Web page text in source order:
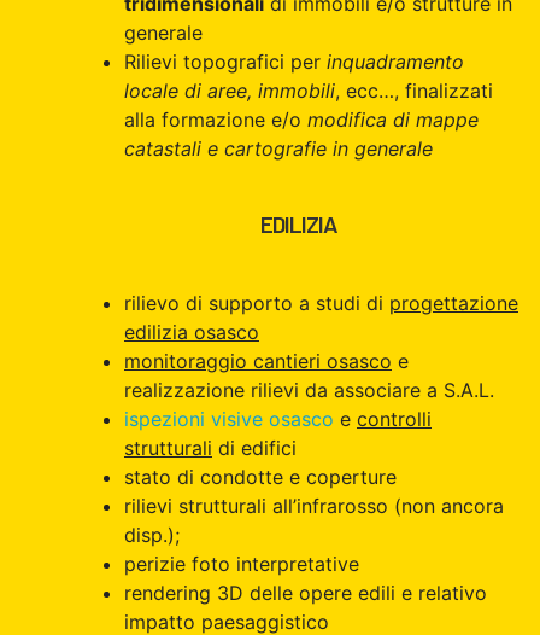
generale
Rilievi topografici per inquadramento
locale di aree, immobili, ecc…, finalizzati
alla formazione e/o modifica di mappe
catastali e cartografie in generale
EDILIZIA
rilievo di supporto a studi di progettazione
edilizia osasco
monitoraggio cantieri osasco e
realizzazione rilievi da associare a S.A.L.
ispezioni visive osasco e controlli
strutturali di edifici
stato di condotte e coperture
rilievi strutturali all’infrarosso (non ancora
disp.);
perizie foto interpretative
rendering 3D delle opere edili e relativo
impatto paesaggistico